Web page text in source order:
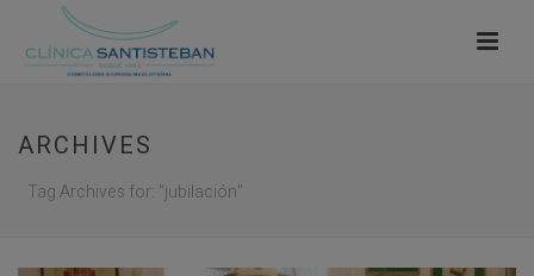
ARCHIVES
Tag Archives for: "jubilación"